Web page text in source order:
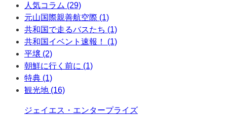
人気コラム (29)
元山国際親善航空際 (1)
共和国で走るバスたち (1)
共和国イベント速報！ (1)
平壌 (2)
朝鮮に行く前に (1)
特典 (1)
観光地 (16)
ジェイエス・エンタープライズ